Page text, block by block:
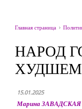
Главная страница
НАРОД
15.01.2025
Марина ЗАВАДСКАЯ